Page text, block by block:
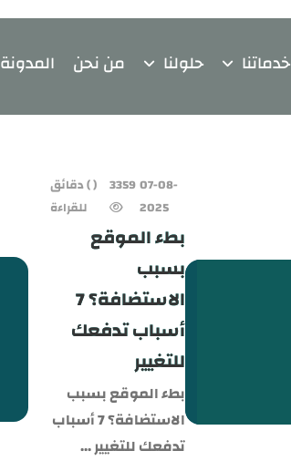
خدماتنا حلولنا من نحن المدونة
07-08-
2025
3359 ( ) دقائق
للقراءة
بطء الموقع
بسبب
الاستضافة؟ 7
أسباب تدفعك
للتغيير
بطء الموقع بسبب
الاستضافة؟ 7 أسباب
تدفعك للتغيير ...